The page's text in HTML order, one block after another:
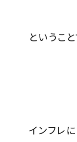
ということ
インフレ